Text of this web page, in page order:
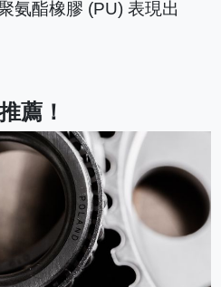
氨酯橡膠 (PU) 表現出
薦！